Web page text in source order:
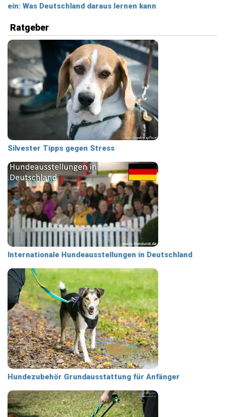
ein: Was Deutschland daraus lernen kann
Ratgeber
Silvester Tipps gegen Stress
Internationale Hundeausstellungen in Deutschland
Hundezubehör Grundausstattung für Anfänger